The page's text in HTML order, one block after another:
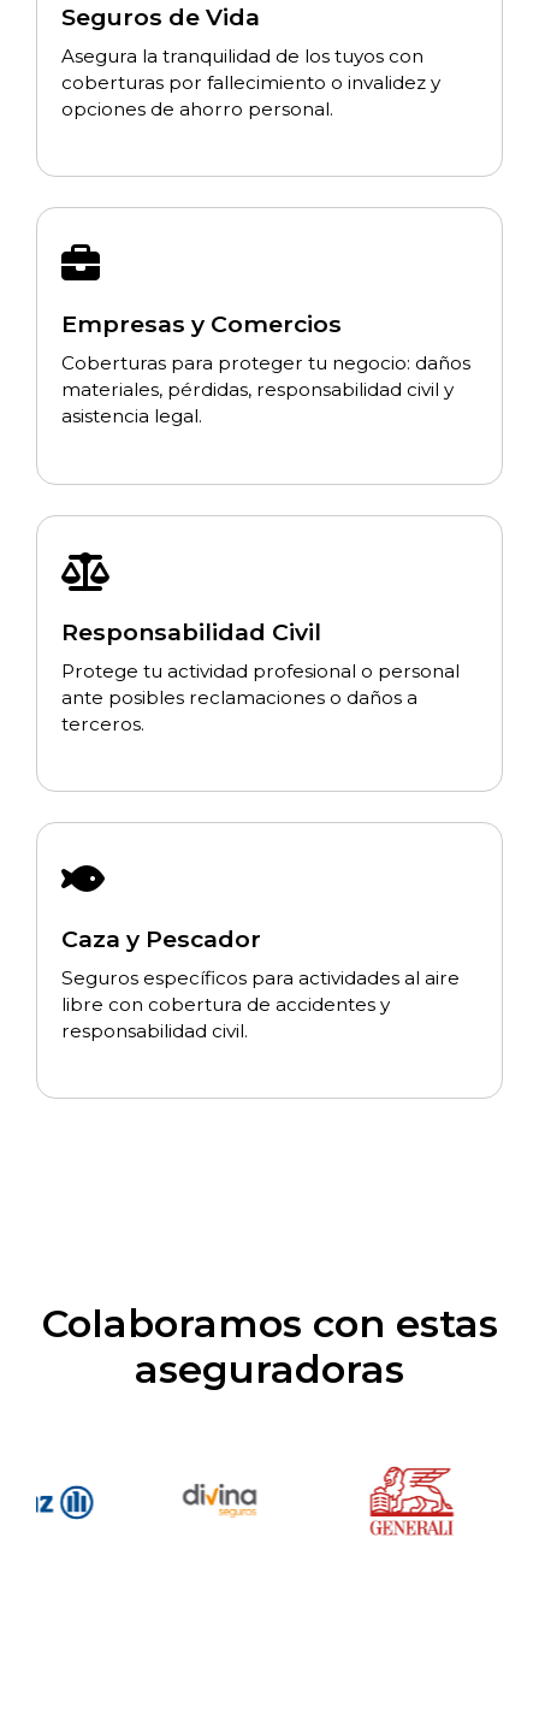
Seguros de Vida
Asegura la tranquilidad de los tuyos con
coberturas por fallecimiento o invalidez y
opciones de ahorro personal.
Empresas y Comercios
Coberturas para proteger tu negocio: daños
materiales, pérdidas, responsabilidad civil y
asistencia legal.
Responsabilidad Civil
Protege tu actividad profesional o personal
ante posibles reclamaciones o daños a
terceros.
Caza y Pescador
Seguros específicos para actividades al aire
libre con cobertura de accidentes y
responsabilidad civil.
Colaboramos con estas
aseguradoras